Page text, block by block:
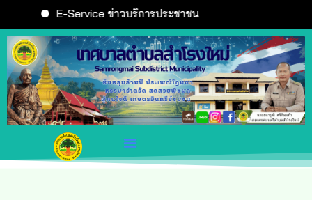
E-Service ข่าวบริการประชาชน
content